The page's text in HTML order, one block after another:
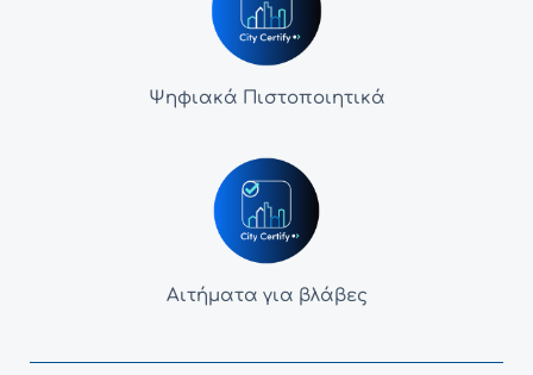
Ψηφιακά Πιστοποιητικά
Αιτήματα για βλάβες